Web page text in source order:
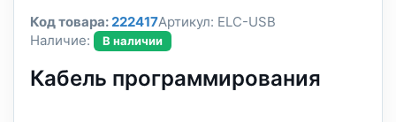
Код товара:222417Артикул: ELC-USB
Наличие:
В наличии
Кабель программирования